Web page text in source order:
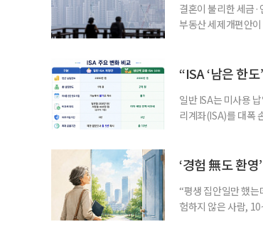
결혼이 불리한 세금
부동산 세제개편안
부가 각자 집 한 채씩
“ISA ‘남은 한
일반 ISA는 미사용
리계좌(ISA)를 대폭
기 때문이다. 지난 3
‘경험 無도 환
“평생 집안일만 했는
험하지 않은 사람,